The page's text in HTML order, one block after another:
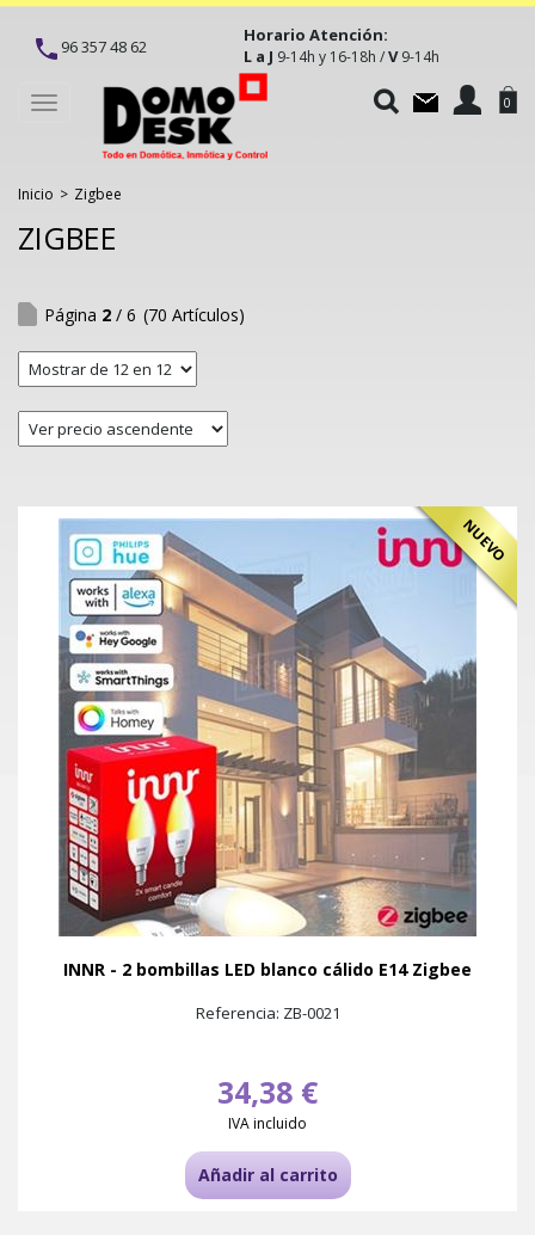
96 357 48 62
Horario Atención:
L a J 9-14h y 16-18h /V9-14h
Toggle
navigation
0
Inicio > Zigbee
ZIGBEE
Página 2 / 6 (70 Artículos)
NUEVO
INNR - 2 bombillas LED blanco cálido E14 Zigbee
Referencia: ZB-0021
34,38 €
IVA incluido
Añadir al carrito